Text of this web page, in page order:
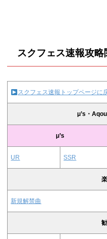
スクフェス速報攻略
スクフェス速報トップページに
μ’s・
μ’s
UR SSR
新規解禁曲